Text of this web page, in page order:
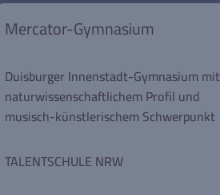
Mercator-Gymnasium
Duisburger Innenstadt-Gymnasium mit
naturwissenschaftlichem Profil und
musisch-künstlerischem Schwerpunkt
TALENTSCHULE NRW